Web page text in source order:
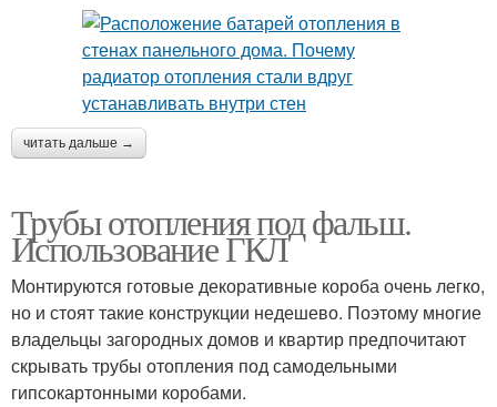
читать дальше →
Трубы отопления под фальш.
Использование ГКЛ
Монтируются готовые декоративные короба очень легко,
но и стоят такие конструкции недешево. Поэтому многие
владельцы загородных домов и квартир предпочитают
скрывать трубы отопления под самодельными
гипсокартонными коробами.